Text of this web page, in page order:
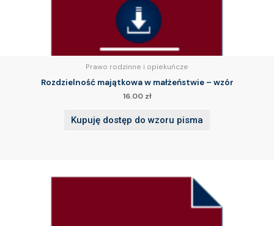
Prawo rodzinne i opiekuńcze
Rozdzielność majątkowa w małżeństwie – wzór
16.00 zł
Kupuję dostęp do wzoru pisma